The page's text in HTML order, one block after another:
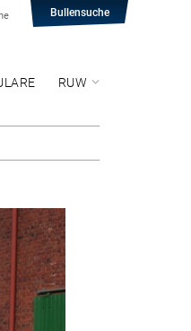
Bullensuche
RUW